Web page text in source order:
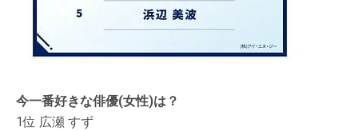
今一番好きな俳優(女性)は？
1位 広瀬 すず